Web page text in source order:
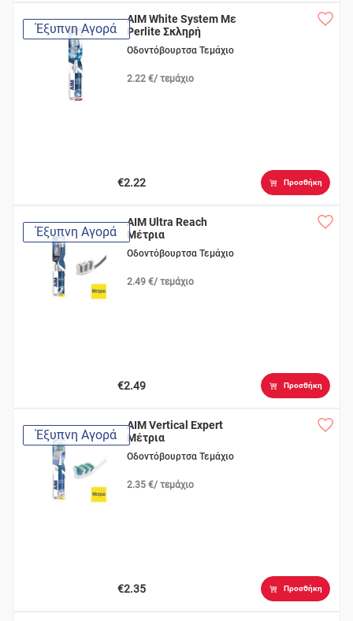
Έξυπνη Αγορά
AIM White System Με
Perlite Σκληρή
Οδοντόβουρτσα Τεμάχιο
2.22 €/ τεμάχιο
€2.22 Προσθήκη
Έξυπνη Αγορά
AIM Ultra Reach
Μέτρια
Οδοντόβουρτσα Τεμάχιο
2.49 €/ τεμάχιο
€2.49 Προσθήκη
Έξυπνη Αγορά
AIM Vertical Expert
Μέτρια
Οδοντόβουρτσα Τεμάχιο
2.35 €/ τεμάχιο
€2.35 Προσθήκη